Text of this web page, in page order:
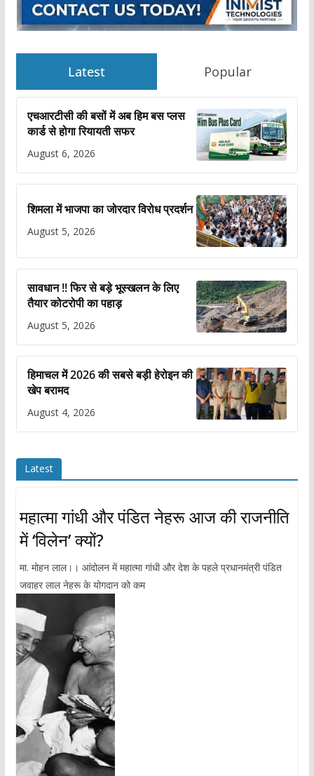
Latest Popular
एचआरटीसी की बसों में अब हिम बस प्लस
कार्ड से होगा रियायती सफर
August 6, 2026
शिमला में भाजपा का जोरदार विरोध प्रदर्शन
August 5, 2026
सावधान !! फिर से बड़े भूस्खलन के लिए
तैयार कोटरोपी का पहाड़
August 5, 2026
हिमाचल में 2026 की सबसे बड़ी हेरोइन की
खेप बरामद
August 4, 2026
Latest
महात्मा गांधी और पंडित नेहरू आज की राजनीति
में ‘विलेन’ क्यों?
मा. मोहन लाल।। आंदोलन में महात्मा गांधी और देश के पहले प्रधानमंत्री पंडित
जवाहर लाल नेहरू के योगदान को कम